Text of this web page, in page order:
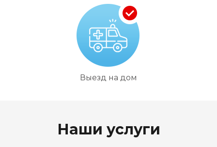
Выезд на дом
Наши услуги